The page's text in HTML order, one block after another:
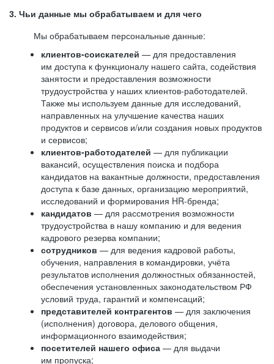
3. Чьи данные мы обрабатываем и для чего
Мы обрабатываем персональные данные:
клиентов-соискателей — для предоставления
им доступа к функционалу нашего сайта, содействия
занятости и предоставления возможности
трудоустройства у наших клиентов-работодателей.
Также мы используем данные для исследований,
направленных на улучшение качества наших
продуктов и сервисов и/или создания новых продуктов
и сервисов;
клиентов-работодателей — для публикации
вакансий, осуществления поиска и подбора
кандидатов на вакантные должности, предоставления
доступа к базе данных, организацию мероприятий,
исследований и формирования HR-бренда;
кандидатов — для рассмотрения возможности
трудоустройства в нашу компанию и для ведения
кадрового резерва компании;
сотрудников — для ведения кадровой работы,
обучения, направления в командировки, учёта
результатов исполнения должностных обязанностей,
обеспечения установленных законодательством РФ
условий труда, гарантий и компенсаций;
представителей контрагентов — для заключения
(исполнения) договора, делового общения,
информационного взаимодействия;
посетителей нашего офиса — для выдачи
им пропуска;